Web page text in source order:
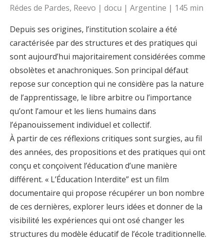
Rédes de Pardes, Reevo | docu | Argentine | 145 min
Depuis ses origines, l’institution scolaire a été
caractérisée par des structures et des pratiques qui
sont aujourd’hui majoritairement considérées comme
obsolètes et anachroniques. Son principal défaut
repose sur conception qui ne considère pas la nature
de l’apprentissage, le libre arbitre ou l’importance
qu’ont l’amour et les liens humains dans
l’épanouissement individuel et collectif.
À partir de ces réflexions critiques sont surgies, au fil
des années, des propositions et des pratiques qui ont
conçu et conçoivent l’éducation d’une manière
différent. « L’Éducation Interdite” est un film
documentaire qui propose récupérer un bon nombre
de ces dernières, explorer leurs idées et donner de la
visibilité les expériences qui ont osé changer les
structures du modèle éducatif de l’école traditionnelle.